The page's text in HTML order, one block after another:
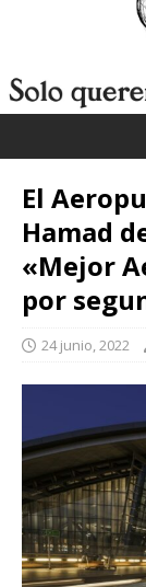
El
Hamad
«Mejor
por
24 junio, 2022